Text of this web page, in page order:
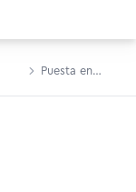
Puesta en